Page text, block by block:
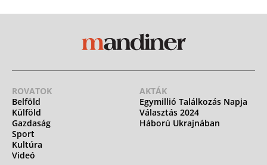
ROVATOK
Belföld
Külföld
Gazdaság
Sport
Kultúra
Videó
AKTÁK
Egymillió Találkozás Napja
Választás 2024
Háború Ukrajnában